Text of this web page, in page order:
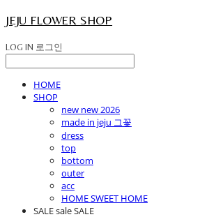
JEJU FLOWER SHOP
LOG IN 로그인
HOME
SHOP
new new 2026
made in jeju 그꽃
dress
top
bottom
outer
acc
HOME SWEET HOME
SALE sale SALE